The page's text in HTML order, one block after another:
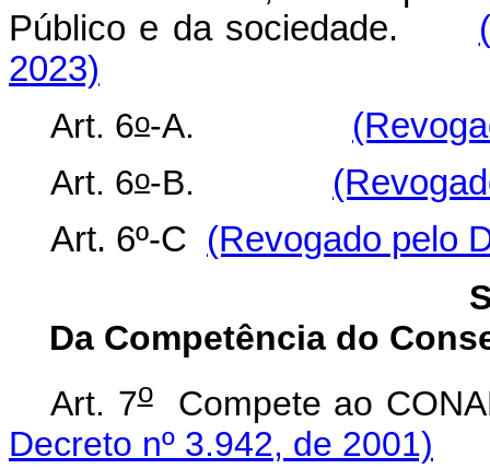
Público e da sociedade.
2023)
Art. 6o-A.
Art. 6o-B.
Art. 6º-C (Revogado pelo
Da Competência do
Art. 7oCompete ao
Decreto nº 3.942, de 2001)